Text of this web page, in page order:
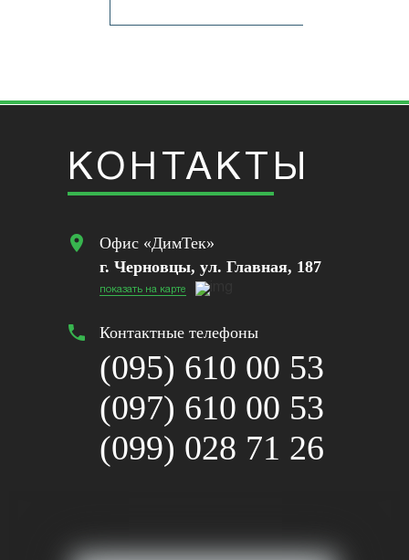
zoom_in
КОНТАКТЫ
location_on
Офис «ДимТек»
г. Черновцы, ул. Главная, 187
показать на карте
phone Контактные телефоны
(095) 610 00 53
(097) 610 00 53
(099) 028 71 26